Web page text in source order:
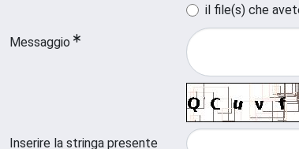
il file(s) che
Messaggio
Inserire la stringa presente